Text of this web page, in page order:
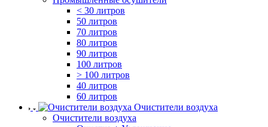
< 30 литров
50 литров
70 литров
80 литров
90 литров
100 литров
> 100 литров
40 литров
60 литров
Очистители воздуха
Очистители воздуха